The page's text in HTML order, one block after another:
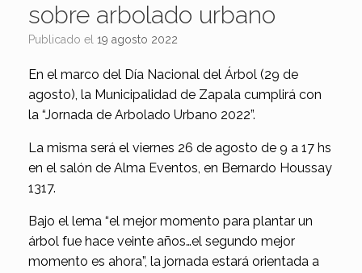
sobre arbolado urbano
Publicado el 19 agosto 2022
En el marco del Día Nacional del Árbol (29 de
agosto), la Municipalidad de Zapala cumplirá con
la “Jornada de Arbolado Urbano 2022”.
La misma será el viernes 26 de agosto de 9 a 17 hs
en el salón de Alma Eventos, en Bernardo Houssay
1317.
Bajo el lema “el mejor momento para plantar un
árbol fue hace veinte años…el segundo mejor
momento es ahora”, la jornada estará orientada a